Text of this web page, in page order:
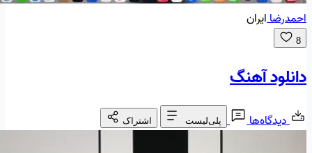
احمدرضاایران
8
دانلود آهنگ
دیدگاه‌ها پلی‌لیست اشتراک